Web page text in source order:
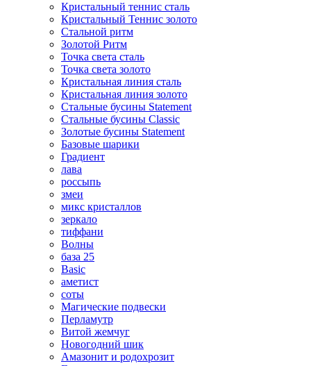
Кристальный теннис сталь
Кристальный Теннис золото
Стальной ритм
Золотой Ритм
Точка света сталь
Точка света золото
Кристальная линия сталь
Кристальная линия золото
Стальные бусины Statement
Стальные бусины Classic
Золотые бусины Statement
Базовые шарики
Градиент
лава
россыпь
змеи
микс кристаллов
зеркало
тиффани
Волны
база 25
Basic
аметист
соты
Магические подвески
Перламутр
Витой жемчуг
Новогодний шик
Амазонит и родохрозит